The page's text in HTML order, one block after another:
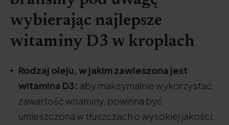
wybierając najlepsze
witaminy D3 w kroplach
Rodzaj oleju, w jakim zawieszona jest
witamina D3: aby maksymalnie wykorzystać
zawartość witaminy, powinna być
umieszczona w tłuszczach o wysokiej jakości,